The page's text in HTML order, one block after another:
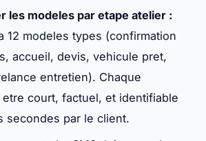
les modeles par etape atelier :
12 modeles types (confirmation
accueil, devis, vehicule pret,
entretien). Chaque
court, factuel, et identifiable
secondes par le client.